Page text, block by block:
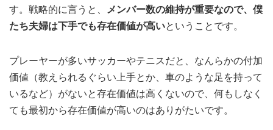
す。戦略的に言うと、 メンバー数の維持が重要なので、 僕
たち夫婦は下手でも存在価値が高いということです。
プレーヤーが多いサッカーやテニスだと、なんらかの付加
価値（教えられるぐらい上手とか、車のような足を持って
いるなど）がないと存在価値は高くないので、何もしなく
ても最初から存在価値が高いのはありがたいです。